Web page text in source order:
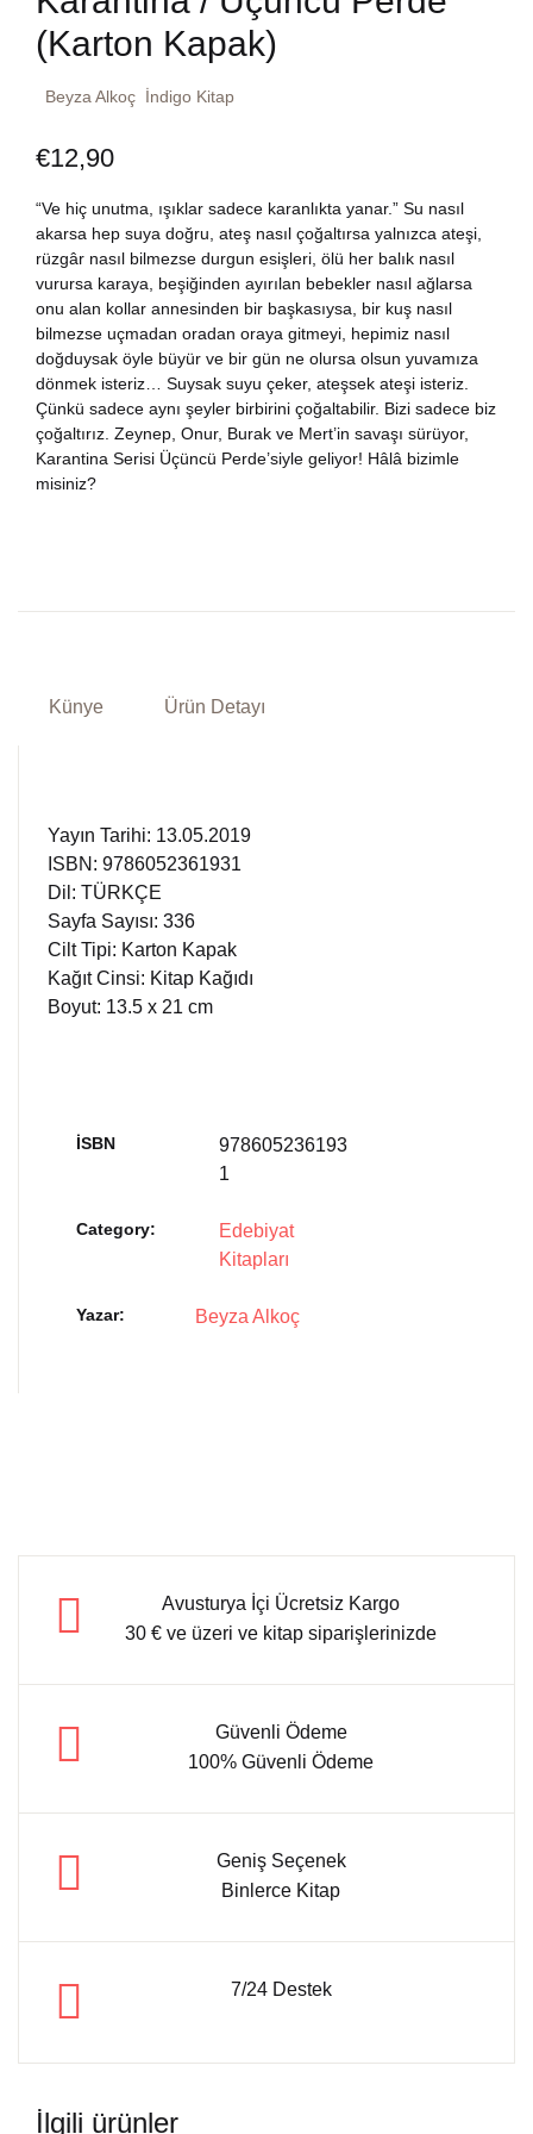
Fransızca
Ingilizce
Kişisel Gelişim
Psikoloji
Siyasi
Kitap Siparişi
Sepetim
Bize Ulaşın
TR
DE
(Karton Kapak)
Beyza Alkoç İndigo Kitap
€12,90
“Ve hiç unutma, ışıklar sadece karanlıkta yanar.” Su nasıl
akarsa hep suya doğru, ateş nasıl çoğaltırsa yalnızca ateşi,
rüzgâr nasıl bilmezse durgun esişleri, ölü her balık nasıl
vurursa karaya, beşiğinden ayırılan bebekler nasıl ağlarsa
onu alan kollar annesinden bir başkasıysa, bir kuş nasıl
bilmezse uçmadan oradan oraya gitmeyi, hepimiz nasıl
doğduysak öyle büyür ve bir gün ne olursa olsun yuvamıza
dönmek isteriz… Suysak suyu çeker, ateşsek ateşi isteriz.
Çünkü sadece aynı şeyler birbirini çoğaltabilir. Bizi sadece biz
çoğaltırız. Zeynep, Onur, Burak ve Mert’in savaşı sürüyor,
Karantina Serisi Üçüncü Perde’siyle geliyor! Hâlâ bizimle
misiniz?
Künye Ürün Detayı
Yayın Tarihi: 13.05.2019
ISBN: 9786052361931
Dil: TÜRKÇE
Sayfa Sayısı: 336
Cilt Tipi: Karton Kapak
Kağıt Cinsi: Kitap Kağıdı
Boyut: 13.5 x 21 cm
İSBN
978605236193
1
Category:
Edebiyat
Kitapları
Yazar Beyza Alkoç
Avusturya İçi Ücretsiz Kargo
30 € ve üzeri ve kitap siparişlerinizde
Güvenli Ödeme
100% Güvenli Ödeme
Geniş Seçenek
Binlerce Kitap
7/24 Destek
İlgili ürünler